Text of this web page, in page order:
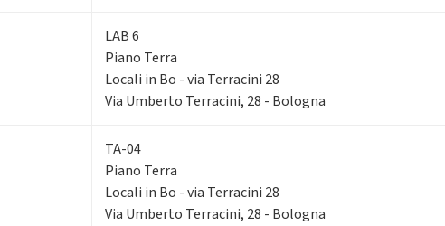
LAB 6
Piano Terra
Locali in Bo - via Terracini 28
Via Umberto Terracini, 28 - Bologna
TA-04
Piano Terra
Locali in Bo - via Terracini 28
Via Umberto Terracini, 28 - Bologna